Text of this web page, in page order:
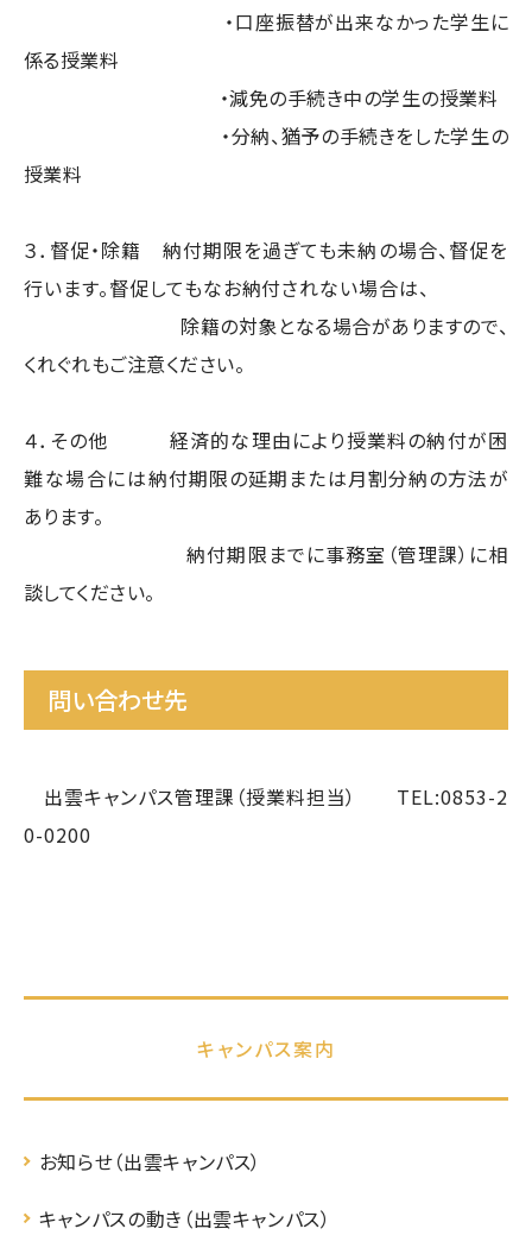
・口座振替が出来なかった学生に
係る授業料
・減免の手続き中の学生の授業料
・分納、猶予の手続きをした学生の
授業料
３．督促・除籍 納付期限を過ぎても未納の場合、督促を
行います。督促してもなお納付されない場合は、
除籍の対象となる場合がありますので、
くれぐれもご注意ください。
４．その他 経済的な理由により授業料の納付が困
難な場合には納付期限の延期または月割分納の方法が
あります。
納付期限までに事務室（管理課）に相
談してください。
問い合わせ先
出雲キャンパス管理課（授業料担当） TEL:0853-2
0-0200
キャンパス案内
お知らせ（出雲キャンパス）
キャンパスの動き（出雲キャンパス）